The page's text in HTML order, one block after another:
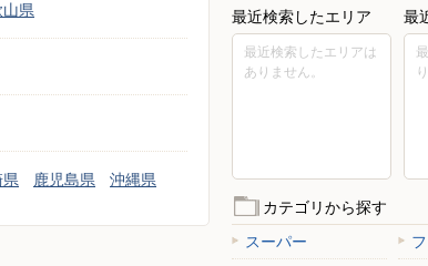
県
鹿児島県 沖縄県
最近検索したエリア
最近検索したエリアは
ありません。
最
カテゴリから探す
スーパー